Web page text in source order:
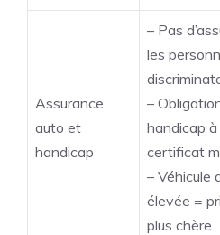
Assurance
auto et
handicap
– Pas
les
–
handicap à
certificat
– Véhicule
élevée =
plus chère.